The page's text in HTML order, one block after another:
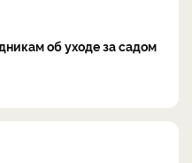
об уходе за садом